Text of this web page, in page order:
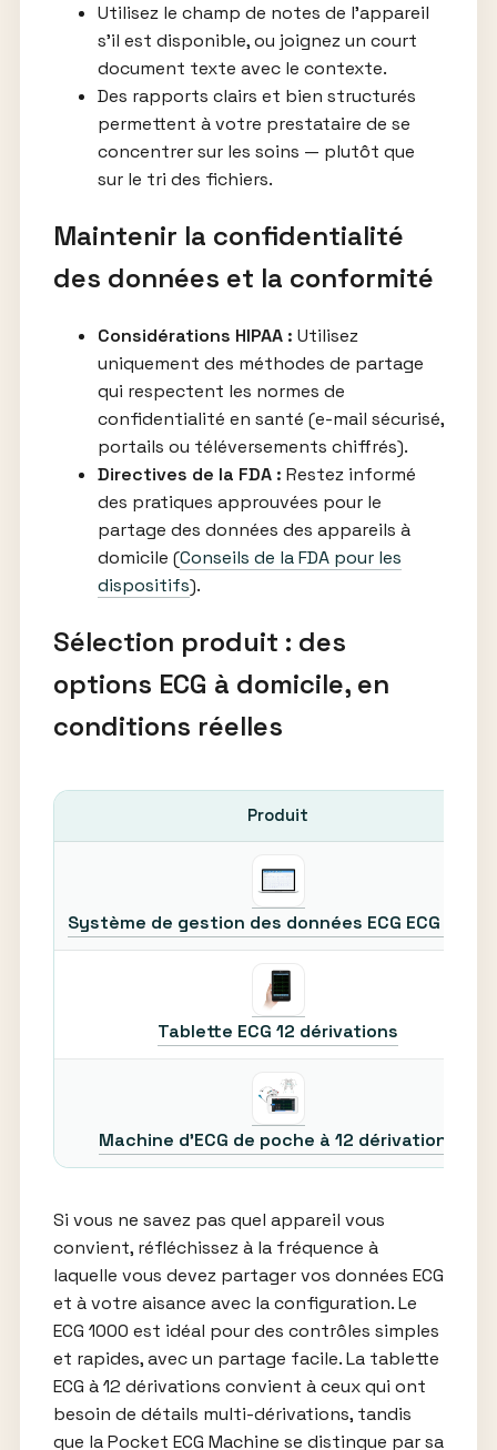
Utilisez le champ de notes de l’appareil
s’il est disponible, ou joignez un court
document texte avec le contexte.
Des rapports clairs et bien structurés
permettent à votre prestataire de se
concentrer sur les soins — plutôt que
sur le tri des fichiers.
Maintenir la confidentialité
des données et la conformité
Considérations HIPAA : Utilisez
uniquement des méthodes de partage
qui respectent les normes de
confidentialité en santé (e-mail sécurisé,
portails ou téléversements chiffrés).
Directives de la FDA : Restez informé
des pratiques approuvées pour le
partage des données des appareils à
domicile (Conseils de la FDA pour les
dispositifs).
Sélection produit : des
options ECG à domicile, en
conditions réelles
Produit
Système de gestion des données ECG ECG 1000
Tablette ECG 12 dérivations
Machine d’ECG de poche à 12 dérivations
Si vous ne savez pas quel appareil vous
convient, réfléchissez à la fréquence à
laquelle vous devez partager vos données ECG
et à votre aisance avec la configuration. Le
ECG 1000 est idéal pour des contrôles simples
et rapides, avec un partage facile. La tablette
ECG à 12 dérivations convient à ceux qui ont
besoin de détails multi-dérivations, tandis
que la Pocket ECG Machine se distingue par sa